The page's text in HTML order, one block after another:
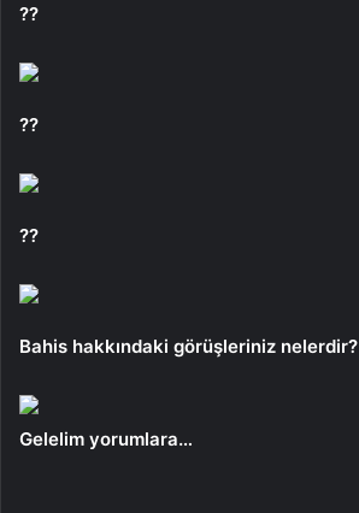
??
??
??
Bahis hakkındaki görüşleriniz nelerdir?
Gelelim yorumlara…